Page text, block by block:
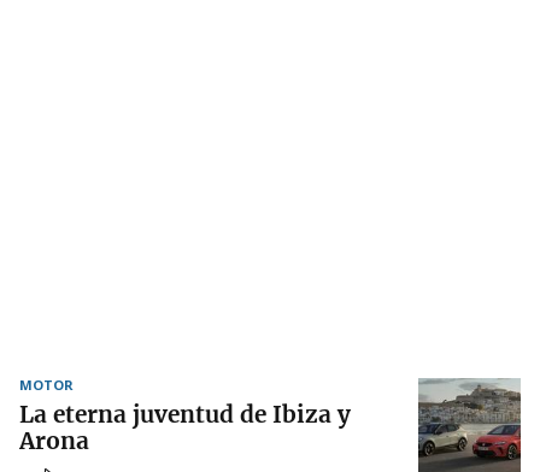
MOTOR
La eterna juventud de Ibiza y
Arona